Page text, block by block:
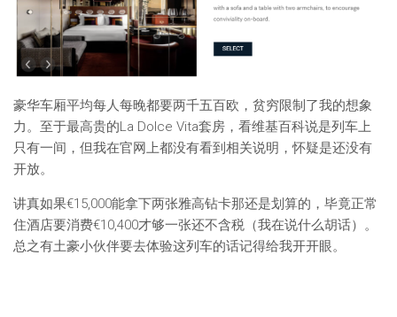
豪华车厢平均每人每晚都要两千五百欧，贫穷限制了我的想象
力。至于最高贵的La Dolce Vita套房，看维基百科说是列车上
只有一间，但我在官网上都没有看到相关说明，怀疑是还没有
开放。
讲真如果€15,000能拿下两张雅高钻卡那还是划算的，毕竟正常
住酒店要消费€10,400才够一张还不含税（我在说什么胡话）。
总之有土豪小伙伴要去体验这列车的话记得给我开开眼。